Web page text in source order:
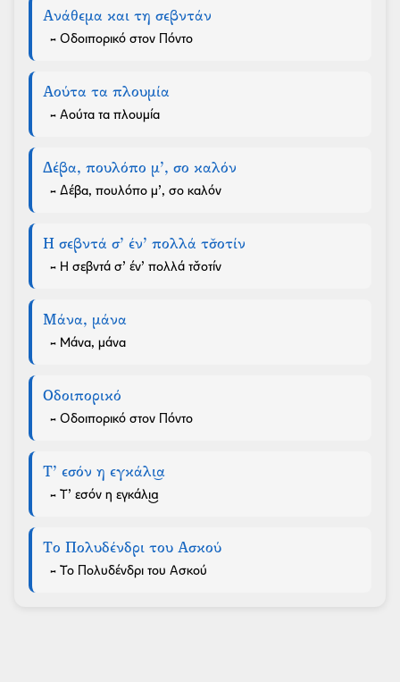
Ανάθεμα και τη σεβντάν
- Οδοιπορικό στον Πόντο
Αούτα τα πλουμία
- Αούτα τα πλουμία
Δέβα, πουλόπο μ’, σο καλόν
- Δέβα, πουλόπο μ’, σο καλόν
Η σεβντά σ’ έν’ πολλά τσ̌οτίν
- Η σεβντά σ’ έν’ πολλά τσ̌οτίν
Μάνα, μάνα
- Μάνα, μάνα
Οδοιπορικό
- Οδοιπορικό στον Πόντο
Τ’ εσόν η εγκάλι͜α
- Τ’ εσόν η εγκάλι͜α
Το Πολυδένδρι του Ασκού
- Το Πολυδένδρι του Ασκού